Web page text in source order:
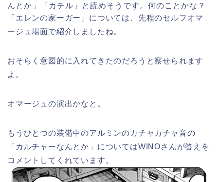
んとか」「カチル」と読めそうです。何のことかな？
「エレンの家ーガー」については、先程のセルフオマ
ージュ場面で紹介しましたね。
おそらく意図的に入れてきたのだろうと察せられます
よ。
オマージュの演出かなと。
もうひとつの装備中のアルミンのカチャカチャ音の
「カルチャーなんとか」についてはWINOさんが答えを
コメントしてくれています。